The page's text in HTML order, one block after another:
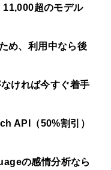
超のモデル
め、利用中なら後
ければ今すぐ着手
API（50%割引）
の感情分析なら